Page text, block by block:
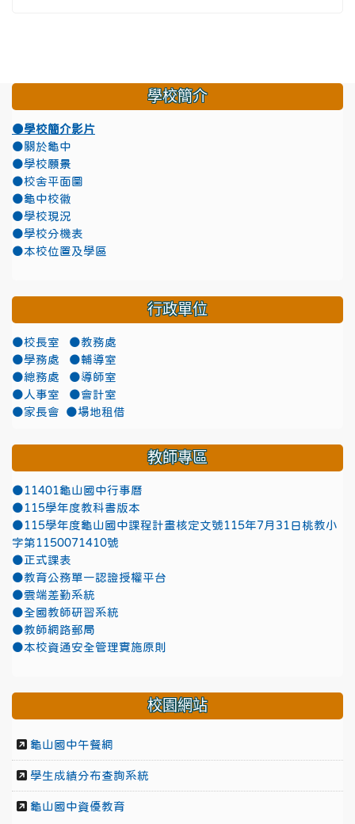
學校簡介
●學校簡介影片
●關於龜中
●學校願景
●校舍平面圖
●龜中校徽
●學校現況
●學校分機表
●本校位置及學區
行政單位
●校長室
●教務處
●學務處
●輔導室
●總務處
●導師室
●人事室
●會計室
●家長會
●場地租借
教師專區
●11401龜山國中行事曆
●115學年度教科書版本
●115學年度龜山國中課程計畫核定文號115年7月31日桃教小
字第1150071410號
●正式課表
●教育公務單一認證授權平台
●雲端差勤系統
●全國教師研習系統
●教師網路郵局
●本校資通安全管理實施原則
校園網站
龜山國中午餐網
學生成績分布查詢系統
龜山國中資優教育